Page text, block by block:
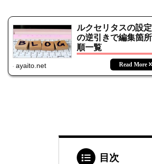
ルクセリタスの設
の逆引きで編集箇
順一覧
ayaito.net
目次